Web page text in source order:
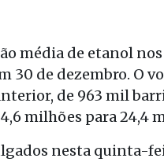
média de etanol
30 de dezembro. O
de 963 mil
milhões para 24,4
nesta quinta-